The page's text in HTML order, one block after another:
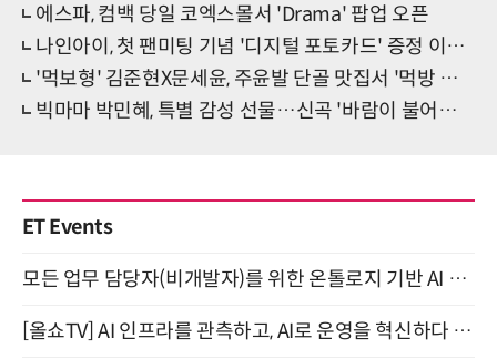
에스파, 컴백 당일 코엑스몰서 'Drama' 팝업 오픈
나인아이, 첫 팬미팅 기념 '디지털 포토카드' 증정 이벤트 개최
'먹보형' 김준현X문세윤, 주윤발 단골 맛집서 '먹방 동지애' 폭발!
빅마마 박민혜, 특별 감성 선물…신곡 '바람이 불어오고' 발표
ET Events
모든 업무 담당자(비개발자)를 위한 온톨로지 기반 AI 지식체계 설계 1-day 워크숍 8월 20일 개최
[올쇼TV] AI 인프라를 관측하고, AI로 운영을 혁신하다 (8월 11일 생방송)